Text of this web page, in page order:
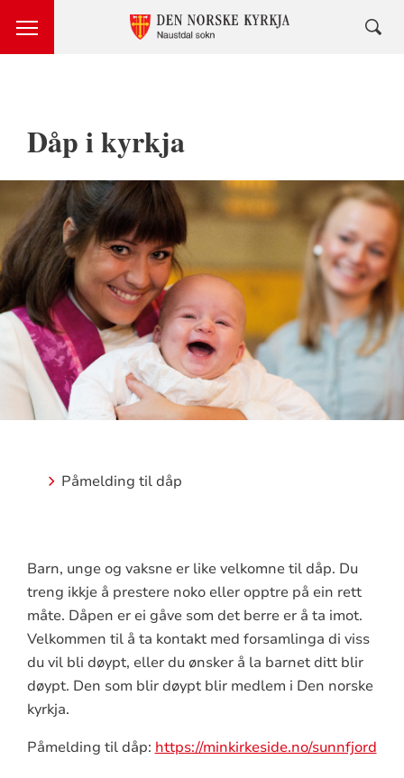
Dåp i kyrkja
Påmelding til dåp
Barn, unge og vaksne er like velkomne til dåp. Du
treng ikkje å prestere noko eller opptre på ein rett
måte. Dåpen er ei gåve som det berre er å ta imot.
Velkommen til å ta kontakt med forsamlinga di viss
du vil bli døypt, eller du ønsker å la barnet ditt blir
døypt. Den som blir døypt blir medlem i Den norske
kyrkja.
Påmelding til dåp: https://minkirkeside.no/sunnfjord